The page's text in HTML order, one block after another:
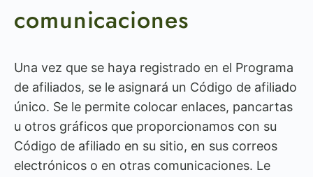
comunicaciones
Una vez que se haya registrado en el Programa
de afiliados, se le asignará un Código de afiliado
único. Se le permite colocar enlaces, pancartas
u otros gráficos que proporcionamos con su
Código de afiliado en su sitio, en sus correos
electrónicos o en otras comunicaciones. Le